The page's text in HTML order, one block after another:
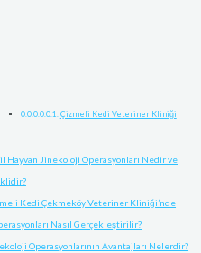
Çizmeli Kedi Veteriner Kliniği
Hayvan Jinekoloji Operasyonları Nedir ve
Kedi Çekmeköy Veteriner Kliniği’nde
Nasıl Gerçekleştirilir?
Operasyonlarının Avantajları Nelerdir?